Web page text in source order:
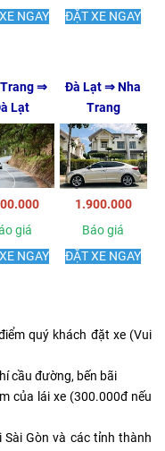
NGAY ĐẶT XE NGAY
⇒
Lạt
Đà Lạt ⇒ Nha
Trang
1.900.000
giá
Báo giá
NGAY ĐẶT XE NGAY
quý khách đặt xe (Vui
cầu đường, bến bãi
của lái xe (300.000đ nếu
Sài Gòn và các tỉnh thành